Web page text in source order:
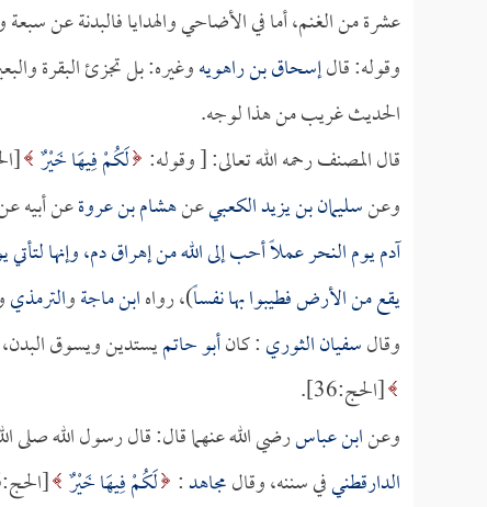
عشرة من الغنم، أما في الأضاحي والهدايا فالبدنة عن
وقوله: قالإسحاق بن راهويهوغيره: بل تجزئ البقرة
الحديث غريب من هذا لوجه.
قال المصنف رحمه الله تعالى: [ وقوله: لَكُمْ فِيهَا خَيْرٌ
وعنسليمان بن يزيد الكعبيعنهشام بن عروةعن أبيه
آدم يوم النحر عملاً أحب إلى الله من إهراق دم، وإنها
يقع من الأرض فطيبوا بها نفساً)، رواهابن ماجةوالترمذي
وقالسفيان الثوري: كانأبو حاتميستدين ويسوق
[الحج:36].
وعنابن عباسرضي الله عنهما قال: قال رسول الله صلى
الدارقطنيفي سننه، وقالمجاهد: لَكُمْ فِيهَا خَيْرٌ [الحج:36] قال: أجر ومنافع، وقال